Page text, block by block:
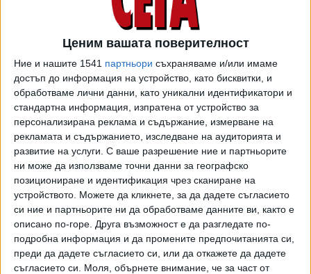
Ценим вашата поверителност
Ние и нашите 1541 партньори съхраняваме и/или имаме
достъп до информация на устройство, като бисквитки, и
обработваме лични данни, като уникални идентификатори и
стандартна информация, изпратена от устройство за
персонализирана реклама и съдържание, измерване на
рекламата и съдържанието, изследване на аудиторията и
развитие на услуги. С ваше разрешение ние и партньорите
ни може да използваме точни данни за географско
позициониране и идентификация чрез сканиране на
устройството. Можете да кликнете, за да дадете съгласието
си ние и партньорите ни да обработваме данните ви, както е
описано по-горе. Друга възможност е да разгледате по-
подробна информация и да промените предпочитанията си,
преди да дадете съгласието си, или да откажете да дадете
съгласието си.
Моля, обърнете внимание, че за част от
Конкретно теренът е край булевард "Дунав", жп линията
и улица "Победа". Това е бивша индустриална зона край
гара Филипово, окрупнена постепенно от инвеститорите.
Според сайта "Под тепето" зад проекта е компанията
"Галакси".
Последно темата бе гледана през зимата, когато
проектът не бе одобрен в комисиите на общинския
съвет и бе изтеглен от кмета Костадин Димитров.
Съветниците казаха, че липсва анализ относно
социалната, здравната и образователна инфраструктура